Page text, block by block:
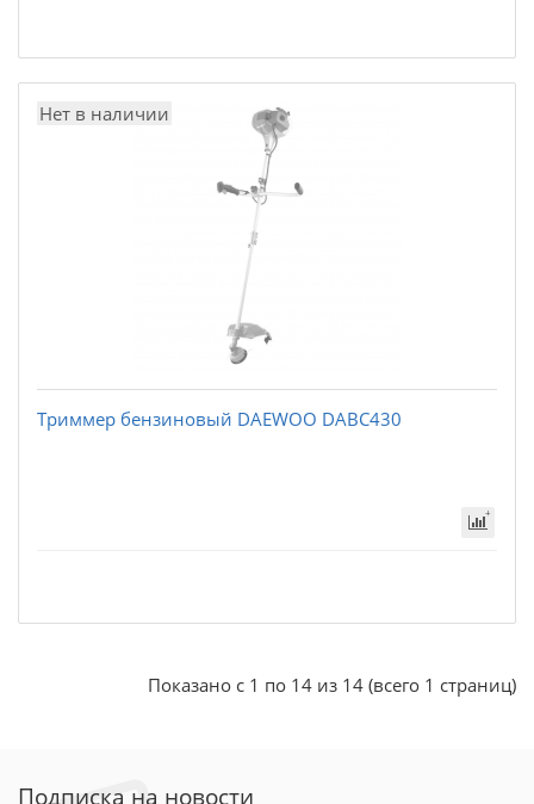
Нет в наличии
Триммер бензиновый DAEWOO DABC430
Показано с 1 по 14 из 14 (всего 1 страниц)
Подписка на новости